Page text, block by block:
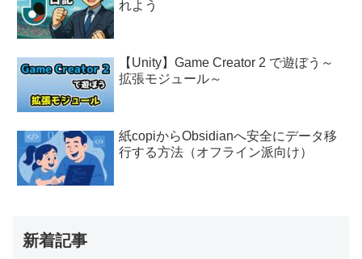
れよう
【Unity】Game Creator 2 で遊ぼう～
拡張モジュール～
紙copiからObsidianへ安全にデータ移
行する方法（オフライン派向け）
新着記事